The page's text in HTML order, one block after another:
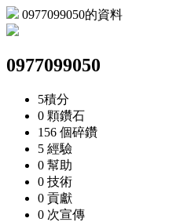
0977099050的資料
0977099050
5積分
0 顆鑽石
156 個碎鑽
5 經驗
0 幫助
0 技術
0 貢獻
0 次宣傳